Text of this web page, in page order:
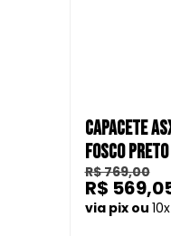
CAPACETE
FOSCO
R$ 769,00
10
R$